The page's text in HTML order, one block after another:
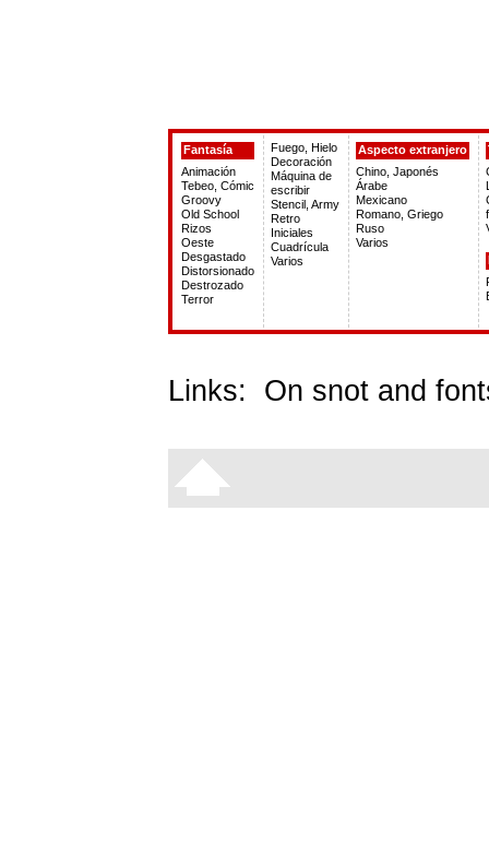
Fantasía
Animación
Tebeo, Cómic
Groovy
Old School
Rizos
Oeste
Desgastado
Distorsionado
Destrozado
Terror
Fuego, Hielo
Decoración
Máquina de
escribir
Stencil, Army
Retro
Iniciales
Cuadrícula
Varios
Aspecto extranjero
Chino, Japonés
Árabe
Mexicano
Romano, Griego
Ruso
Varios
Links: On snot and